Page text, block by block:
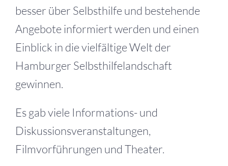
besser über Selbsthilfe und bestehende
Angebote informiert werden und einen
Einblick in die vielfältige Welt der
Hamburger Selbsthilfelandschaft
gewinnen.
Es gab viele Informations- und
Diskussionsveranstaltungen,
Filmvorführungen und Theater.